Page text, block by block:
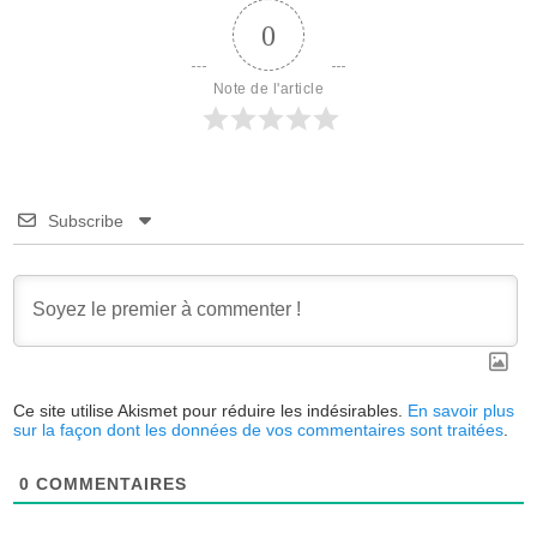
0
Note de l'article
Subscribe
Ce site utilise Akismet pour réduire les indésirables. En savoir plus
sur la façon dont les données de vos commentaires sont traitées
0 COMMENTAIRES